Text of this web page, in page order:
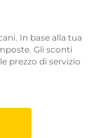
In base alla tua
Gli sconti
prezzo di servizio